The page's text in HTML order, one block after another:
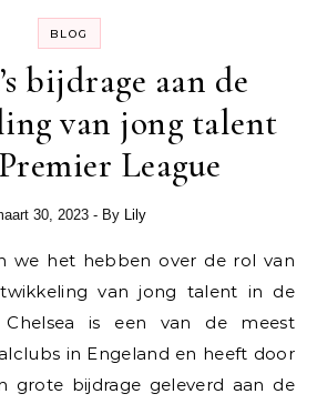
BLOG
bijdrage aan de
van jong talent
League
30, 2023 - By Lily
van jong talent in de
Chelsea is een van de meest
in Engeland en heeft door
grote bijdrage geleverd aan de